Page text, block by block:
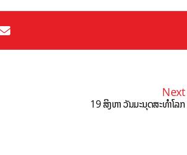
Next
19 ສິງຫາ ວັນມະນຸດສະທຳໂລກ